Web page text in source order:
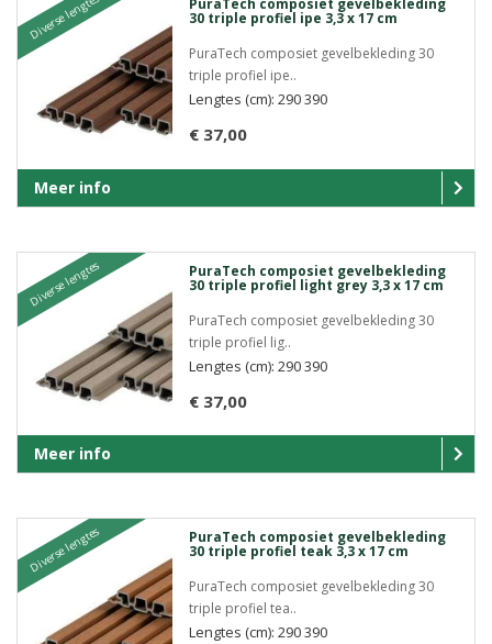
Diverse lengtes PuraTech composiet gevelbekleding
30 triple profiel ipe 3,3 x 17 cm
PuraTech composiet gevelbekleding 30
triple profiel ipe..
€ 37,00
Lengtes (cm): 290 390
Meer info
Diverse lengtes PuraTech composiet gevelbekleding
30 triple profiel light grey 3,3 x 17 cm
PuraTech composiet gevelbekleding 30
triple profiel lig..
€ 37,00
Lengtes (cm): 290 390
Meer info
Diverse lengtes PuraTech composiet gevelbekleding
30 triple profiel teak 3,3 x 17 cm
PuraTech composiet gevelbekleding 30
triple profiel tea..
Lengtes (cm): 290 390